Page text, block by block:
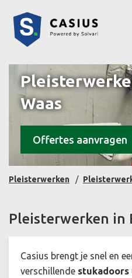
Waas
Offertes aanvragen
Pleisterwerken
Pleisterwerken in
Casius brengt je snel en
verschillende stukadoors